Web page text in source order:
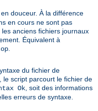
en douceur. À la différence
en cours ne sont pas
anciens fichiers journaux
Équivalent à
.
du fichier de
le script parcourt le fichier de
Ok, soit des informations
erreurs de syntaxe.